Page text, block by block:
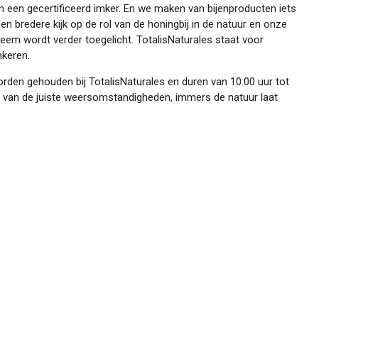
gecertificeerd imker. En we maken van bijenproducten iets
bredere kijk op de rol van de honingbij in de natuur en onze
wordt verder toegelicht. TotalisNaturales staat voor
gehouden bij TotalisNaturales en duren van 10.00 uur tot
de juiste weersomstandigheden, immers de natuur laat